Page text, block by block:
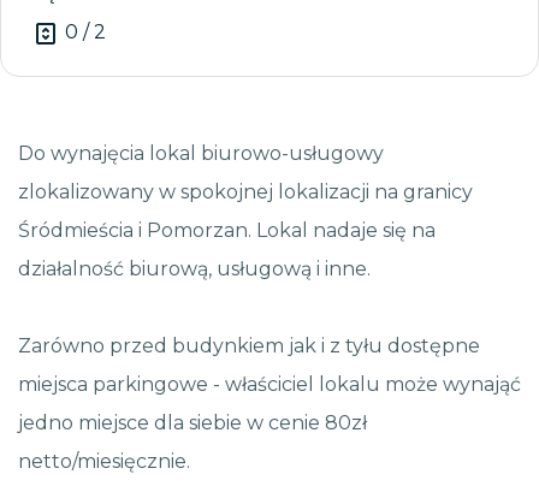
0 / 2
Do wynajęcia lokal biurowo-usługowy
zlokalizowany w spokojnej lokalizacji na granicy
Śródmieścia i Pomorzan. Lokal nadaje się na
działalność biurową, usługową i inne.
Zarówno przed budynkiem jak i z tyłu dostępne
miejsca parkingowe - właściciel lokalu może wynająć
jedno miejsce dla siebie w cenie 80zł
netto/miesięcznie.